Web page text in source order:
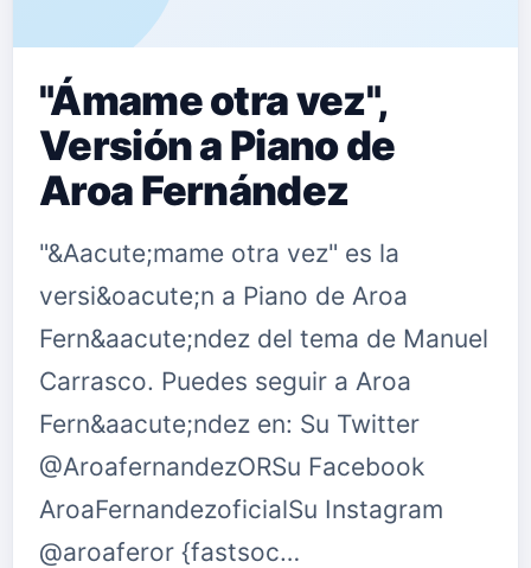
"Ámame otra vez",
Versión a Piano de
Aroa Fernández
"&Aacute;mame otra vez" es la
versi&oacute;n a Piano de Aroa
Fern&aacute;ndez del tema de Manuel
Carrasco. Puedes seguir a Aroa
Fern&aacute;ndez en: Su Twitter
@AroafernandezORSu Facebook
AroaFernandezoficialSu Instagram
@aroaferor {fastsoc…